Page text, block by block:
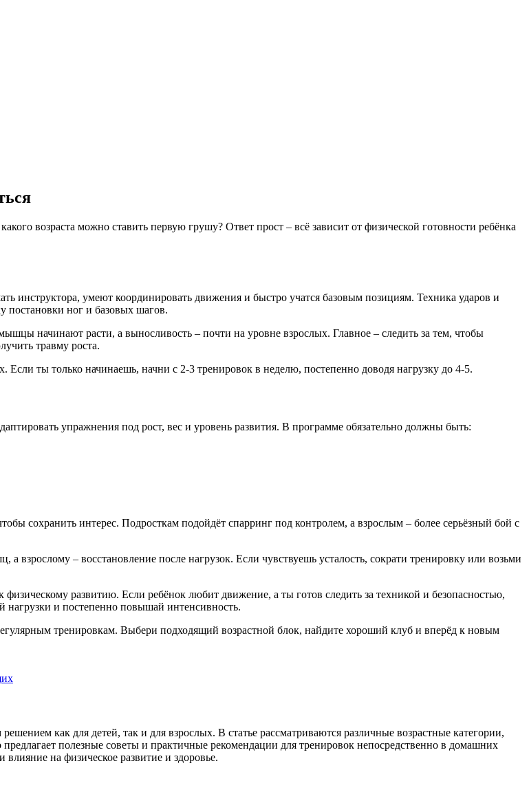
возраста можно ставить первую грушу? Ответ прост – всё зависит от физической готовности ребёнка
инструктора, умеют координировать движения и быстро учатся базовым позициям. Техника ударов и
постановки ног и базовых шагов.
начинают расти, а выносливость – почти на уровне взрослых. Главное – следить за тем, чтобы
травму роста.
ты только начинаешь, начни с 2‑3 тренировок в неделю, постепенно доводя нагрузку до 4‑5.
упражнения под рост, вес и уровень развития. В программе обязательно должны быть:
сохранить интерес. Подросткам подойдёт спарринг под контролем, а взрослым – более серьёзный бой с
– восстановление после нагрузок. Если чувствуешь усталость, сократи тренировку или возьми
физическому развитию. Если ребёнок любит движение, а ты готов следить за техникой и безопасностью,
нагрузки и постепенно повышай интенсивность.
тренировкам. Выбери подходящий возрастной блок, найдите хороший клуб и вперёд к новым
как для детей, так и для взрослых. В статье рассматриваются различные возрастные категории,
полезные советы и практичные рекомендации для тренировок непосредственно в домашних
на физическое развитие и здоровье.